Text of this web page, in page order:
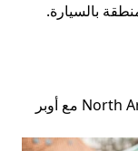
بالسيارة.